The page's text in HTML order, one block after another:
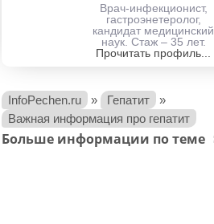
Врач-инфекционист,
гастроэнетеролог,
кандидат медицинский
наук. Стаж – 35 лет.
Прочитать профиль...
InfoPechen.ru » Гепатит
»
Важная информация про гепатит
Больше информации по теме